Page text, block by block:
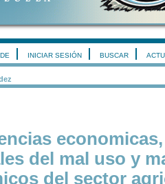
INICIAR SESIÓN BUSCAR
del mal uso y
del sector